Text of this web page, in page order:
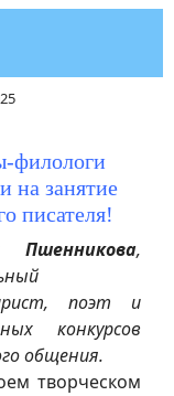
филологи
на занятие
писателя!
Пшенникова,
поэт и
конкурсов
общения.
творческом